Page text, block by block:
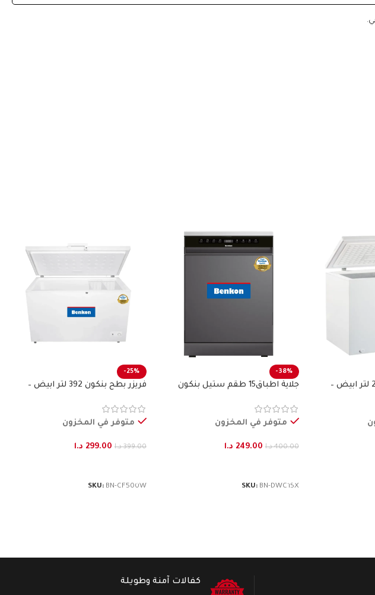
فريزر بطح بنكون 244 لتر ابيض –
-38%
جلاية اطباق15 طقم ستيل بنكون
متوفر في المخزون
400.00 د.ا 249.00 د.ا
SKU: BN-DWC15X
-25%
فريزر بطح بنكون 392 لتر ابيض –
متوفر في المخزون
399.00 د.ا 299.00 د.ا
SKU: BN-CF500W
كفالات آمنة وطويلة